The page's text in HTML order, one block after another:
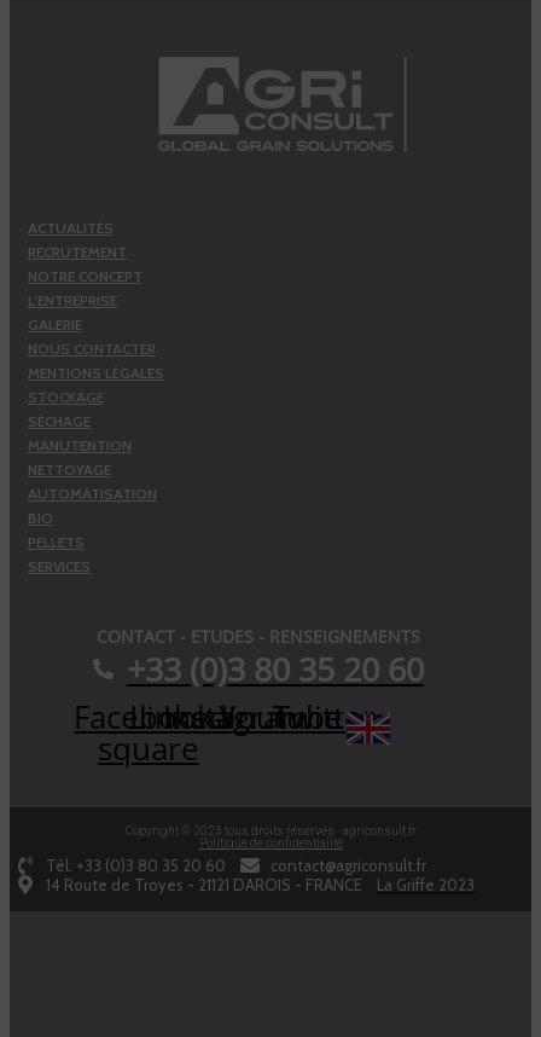
ACTUALITÉS
RECRUTEMENT
NOTRE CONCEPT
L’ENTREPRISE
GALERIE
NOUS CONTACTER
MENTIONS LÉGALES
STOCKAGE
SÉCHAGE
MANUTENTION
NETTOYAGE
AUTOMATISATION
BIO
PELLETS
SERVICES
CONTACT - ETUDES - RENSEIGNEMENTS
+33 (0)3 80 35 20 60
Facebook-
square
Linkedin
Instagram
Youtube
Twitter
Copyright © 2023 tous droits réservés - agriconsult.fr
Politique de confidentialité
Tél. +33 (0)3 80 35 20 60
contact@agriconsult.fr
14 Route de Troyes - 21121 DAROIS - FRANCE
La Griffe 2023